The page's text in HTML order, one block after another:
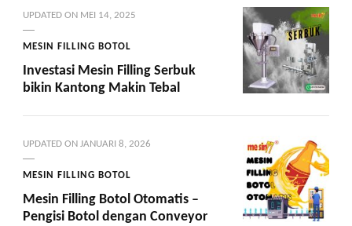
UPDATED ON MEI 14, 2025
MESIN FILLING BOTOL
Investasi Mesin Filling Serbuk
bikin Kantong Makin Tebal
UPDATED ONJANUARI 8, 2026
MESIN FILLING BOTOL
Mesin Filling Botol Otomatis –
Pengisi Botol dengan Conveyor